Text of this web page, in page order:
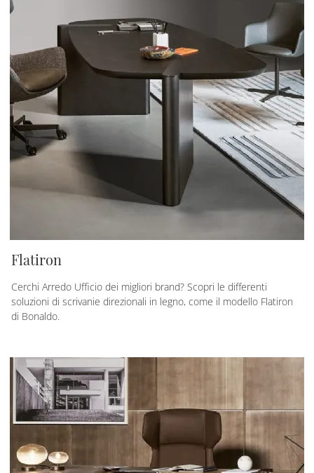
Flatiron
Cerchi Arredo Ufficio dei migliori brand? Scopri le differenti
soluzioni di scrivanie direzionali in legno, come il modello Flatiron
di Bonaldo.